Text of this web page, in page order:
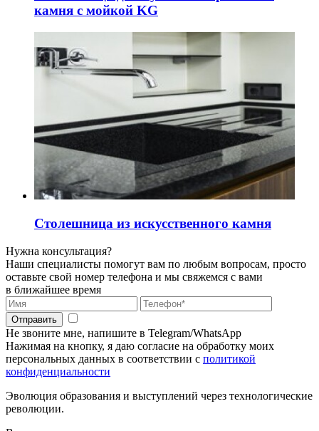
камня с мойкой KG
Столешница из искусственного камня
Нужна консультация?
Наши специалисты помогут вам по любым вопросам, просто
оставьте свой номер телефона и мы свяжемся с вами
в ближайшее время
Отправить
Не звоните мне, напишите в Telegram/WhatsApp
Нажимая на кнопку, я даю согласие на обработку моих
персональных данных в соответствии с политикой
конфиденциальности
Эволюция образования и выступлений через технологические
революции.